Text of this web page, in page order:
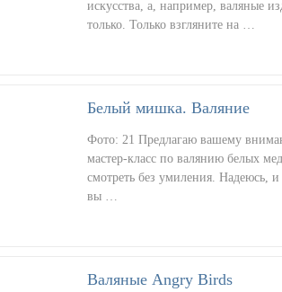
искусства, а, например, валяные
только. Только взгляните на …
Белый мишка. Валяние
Фото: 21 Предлагаю вашему
мастер-класс по валянию белых
смотреть без умиления. Надеюсь,
вы …
Валяные Angry Birds